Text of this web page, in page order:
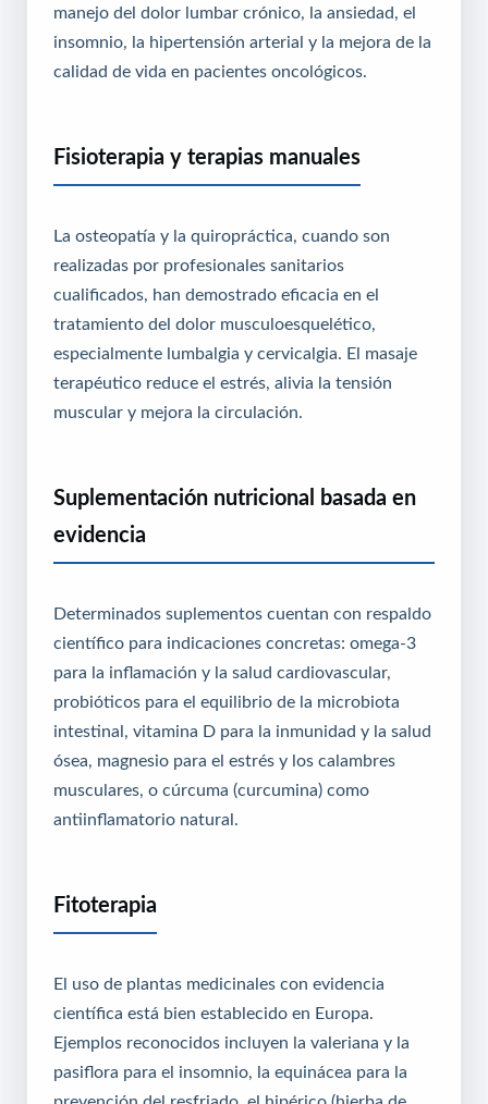
manejo del dolor lumbar crónico, la ansiedad, el
insomnio, la hipertensión arterial y la mejora de la
calidad de vida en pacientes oncológicos.
Fisioterapia y terapias manuales
La osteopatía y la quiropráctica, cuando son
realizadas por profesionales sanitarios
cualificados, han demostrado eficacia en el
tratamiento del dolor musculoesquelético,
especialmente lumbalgia y cervicalgia. El masaje
terapéutico reduce el estrés, alivia la tensión
muscular y mejora la circulación.
Suplementación nutricional basada en
evidencia
Determinados suplementos cuentan con respaldo
científico para indicaciones concretas: omega-3
para la inflamación y la salud cardiovascular,
probióticos para el equilibrio de la microbiota
intestinal, vitamina D para la inmunidad y la salud
ósea, magnesio para el estrés y los calambres
musculares, o cúrcuma (curcumina) como
antiinflamatorio natural.
Fitoterapia
El uso de plantas medicinales con evidencia
científica está bien establecido en Europa.
Ejemplos reconocidos incluyen la valeriana y la
pasiflora para el insomnio, la equinácea para la
prevención del resfriado, el hipérico (hierba de